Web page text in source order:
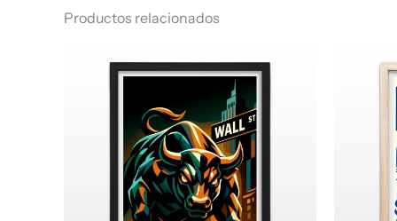
Productos relacionados
de
precios:
$ 64.960
hasta
$ 67.960